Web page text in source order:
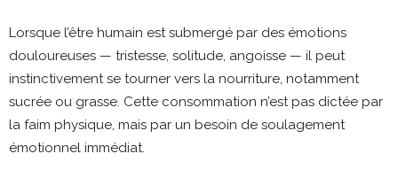
Lorsque l’être humain est submergé par des émotions
douloureuses — tristesse, solitude, angoisse — il peut
instinctivement se tourner vers la nourriture, notamment
sucrée ou grasse. Cette consommation n’est pas dictée par
la faim physique, mais par un besoin de soulagement
émotionnel immédiat.